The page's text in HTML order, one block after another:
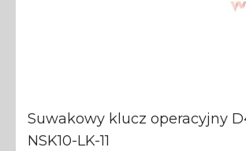
Suwakowy klucz operacyjny
NSK10-LK-11